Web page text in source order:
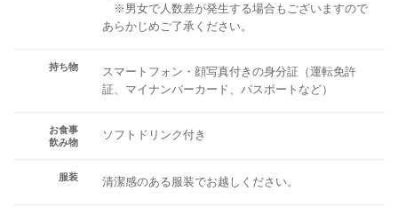
※男女で人数差が発生する場合もございますので
あらかじめご了承ください。
持ち物
スマートフォン・顔写真付きの身分証（運転免許
証、マイナンバーカード、パスポートなど）
お食事
飲み物
ソフトドリンク付き
服装 清潔感のある服装でお越しください。